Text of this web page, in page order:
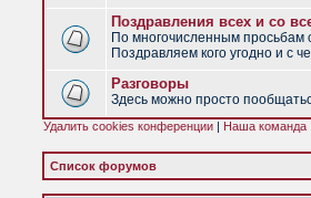
Поздравления всех и со
По многочисленным просьбам
Поздравляем кого угодно и с
Разговоры
Здесь можно просто
Удалить cookies конференции | Наша команда
Список форумов